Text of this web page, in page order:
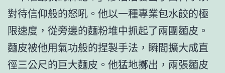
對待信仰般的怒吼。他以一種專業包水餃的極
限速度，從旁邊的麵粉堆中抓起了兩團麵皮。
麵皮被他用氣功般的捏製手法，瞬間擴大成直
徑三公尺的巨大麵皮。他猛地擲出，兩張麵皮